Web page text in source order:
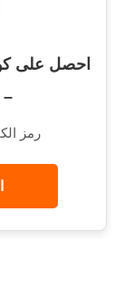
–
رمز